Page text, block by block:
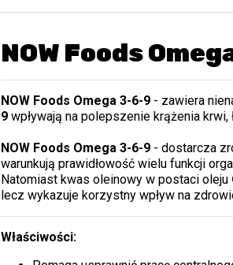
NOW Foods
NOW Foods Omega 3-6-9 - zawiera
9 wpływają na polepszenie krążenia
NOW Foods Omega 3-6-9 - dostarcza
warunkują prawidłowość wielu funkcji
Natomiast kwas oleinowy w postaci oleju
lecz wykazuje korzystny wpływ na
Właściwości: